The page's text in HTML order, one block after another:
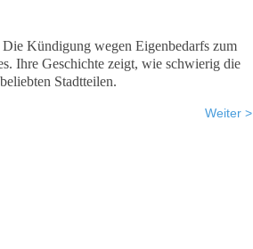
Kündigung wegen Eigenbedarfs zum
Ihre Geschichte zeigt, wie schwierig die
Stadtteilen.
Weiter >